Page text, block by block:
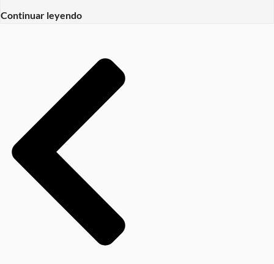
Continuar leyendo